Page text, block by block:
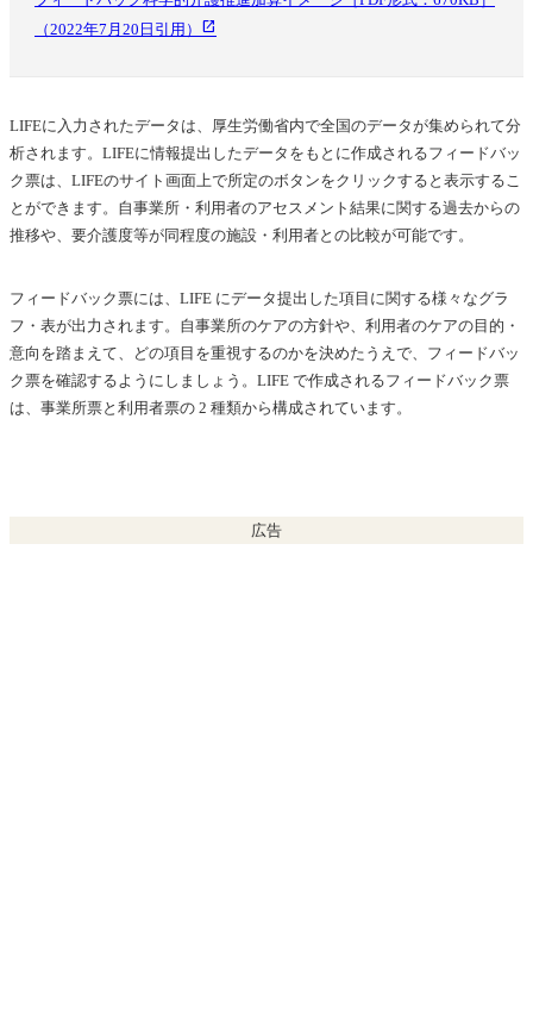
（2022年7月20日引用）
LIFEに入力されたデータは、厚生労働省内で全国のデータが集められて分
析されます。LIFEに情報提出したデータをもとに作成されるフィードバッ
ク票は、LIFEのサイト画面上で所定のボタンをクリックすると表示するこ
とができます。自事業所・利用者のアセスメント結果に関する過去からの
推移や、要介護度等が同程度の施設・利用者との比較が可能です。
フィードバック票には、LIFE にデータ提出した項目に関する様々なグラ
フ・表が出力されます。自事業所のケアの方針や、利用者のケアの目的・
意向を踏まえて、どの項目を重視するのかを決めたうえで、フィードバッ
ク票を確認するようにしましょう。LIFE で作成されるフィードバック票
は、事業所票と利用者票の 2 種類から構成されています。
広告